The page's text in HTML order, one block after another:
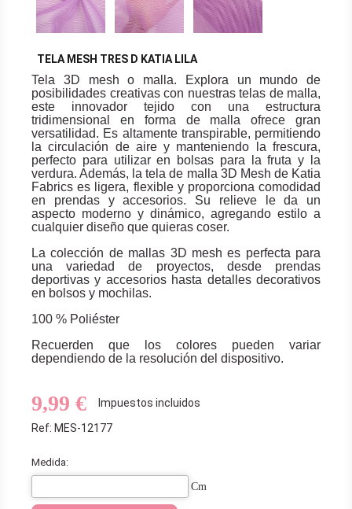
TELA MESH TRES D KATIA LILA
Tela 3D mesh o malla. Explora un mundo de
posibilidades creativas con nuestras telas de malla,
este innovador tejido con una estructura
tridimensional en forma de malla ofrece gran
versatilidad. Es altamente transpirable, permitiendo
la circulación de aire y manteniendo la frescura,
perfecto para utilizar en bolsas para la fruta y la
verdura. Además, la tela de malla 3D Mesh de Katia
Fabrics es ligera, flexible y proporciona comodidad
en prendas y accesorios. Su relieve le da un
aspecto moderno y dinámico, agregando estilo a
cualquier diseño que quieras coser.
La colección de mallas 3D mesh es perfecta para
una variedad de proyectos, desde prendas
deportivas y accesorios hasta detalles decorativos
en bolsos y mochilas.
100 % Poliéster
Recuerden que los colores pueden variar
dependiendo de la resolución del dispositivo.
9,99 €
Impuestos incluidos
Ref: MES-12177
Medida:
Cm